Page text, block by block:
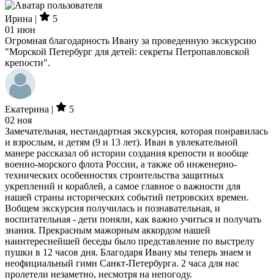
Ирина |
5
01 июн
Огромная благодарность Ивану за проведенную экскурсию
"Морской Петербург для детей: секреты Петропавловской
крепости".
Екатерина |
5
02 ноя
Замечательная, нестандартная экскурсия, которая понравилась
и взрослым, и детям (9 и 13 лет). Иван в увлекательной
манере рассказал об истории создания крепости и вообще
военно-морского флота России, а также об инженерно-
технических особенностях строительства защитных
укреплений и кораблей, а самое главное о важности для
нашей страны исторических событий петровских времен.
Вобщем экскурсия получилась и познавательная, и
воспитательная - дети поняли, как важно учиться и получать
знания. Прекрасным мажорным аккордом нашей
наинтереснейшей беседы было представление по выстрелу
пушки в 12 часов дня. Благодаря Ивану мы теперь знаем и
неофициальный гимн Санкт-Петербурга. 2 часа для нас
пролетели незаметно, несмотря на непогоду.